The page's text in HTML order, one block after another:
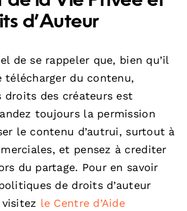
d’Auteur
de se rappeler que, bien qu’il
télécharger du contenu,
droits des créateurs est
toujours la permission
le contenu d’autrui, surtout à
et pensez à crediter
du partage. Pour en savoir
de droits d’auteur
visitez le Centre d’Aide